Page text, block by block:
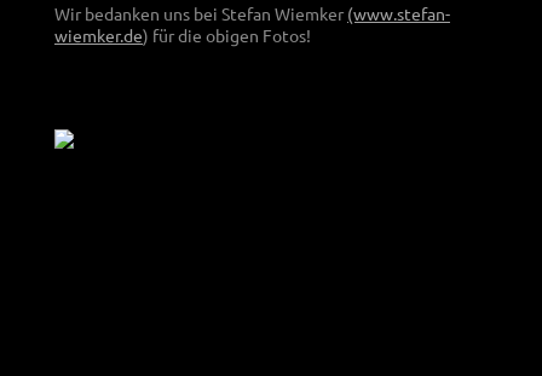
Wir bedanken uns bei Stefan Wiemker (www.stefan-
wiemker.de) für die obigen Fotos!